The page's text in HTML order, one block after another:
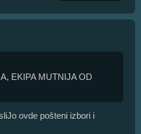
EKIPA MUTNIJA OD
ovde pošteni izbori i